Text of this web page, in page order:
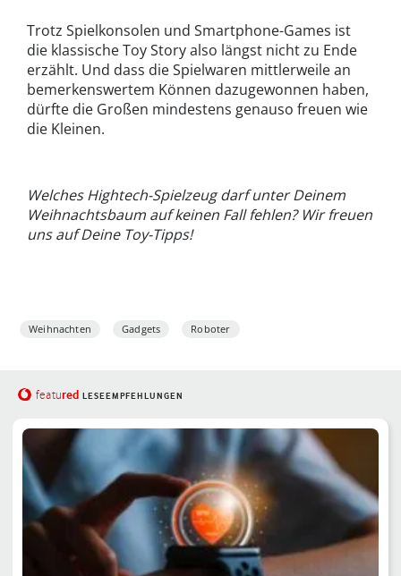
Trotz Spielkonsolen und Smartphone-Games ist
die klassische Toy Story also längst nicht zu Ende
erzählt. Und dass die Spielwaren mittlerweile an
bemerkenswertem Können dazugewonnen haben,
dürfte die Großen mindestens genauso freuen wie
die Kleinen.
Welches Hightech-Spielzeug darf unter Deinem
Weihnachtsbaum auf keinen Fall fehlen? Wir freuen
uns auf Deine Toy-Tipps!
Weihnachten Gadgets Roboter
featured LESEEMPFEHLUNGEN